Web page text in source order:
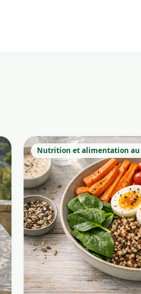
Nutrition et alimentation